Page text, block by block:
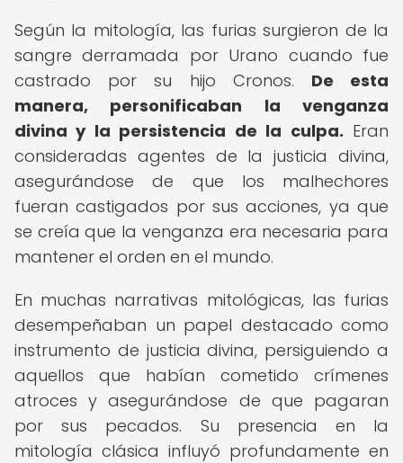
Según la mitología, las furias surgieron de la
sangre derramada por Urano cuando fue
castrado por su hijo Cronos. De esta
manera, personificaban la venganza
divina y la persistencia de la culpa. Eran
consideradas agentes de la justicia divina,
asegurándose de que los malhechores
fueran castigados por sus acciones, ya que
se creía que la venganza era necesaria para
mantener el orden en el mundo.
En muchas narrativas mitológicas, las furias
desempeñaban un papel destacado como
instrumento de justicia divina, persiguiendo a
aquellos que habían cometido crímenes
atroces y asegurándose de que pagaran
por sus pecados. Su presencia en la
mitología clásica influyó profundamente en